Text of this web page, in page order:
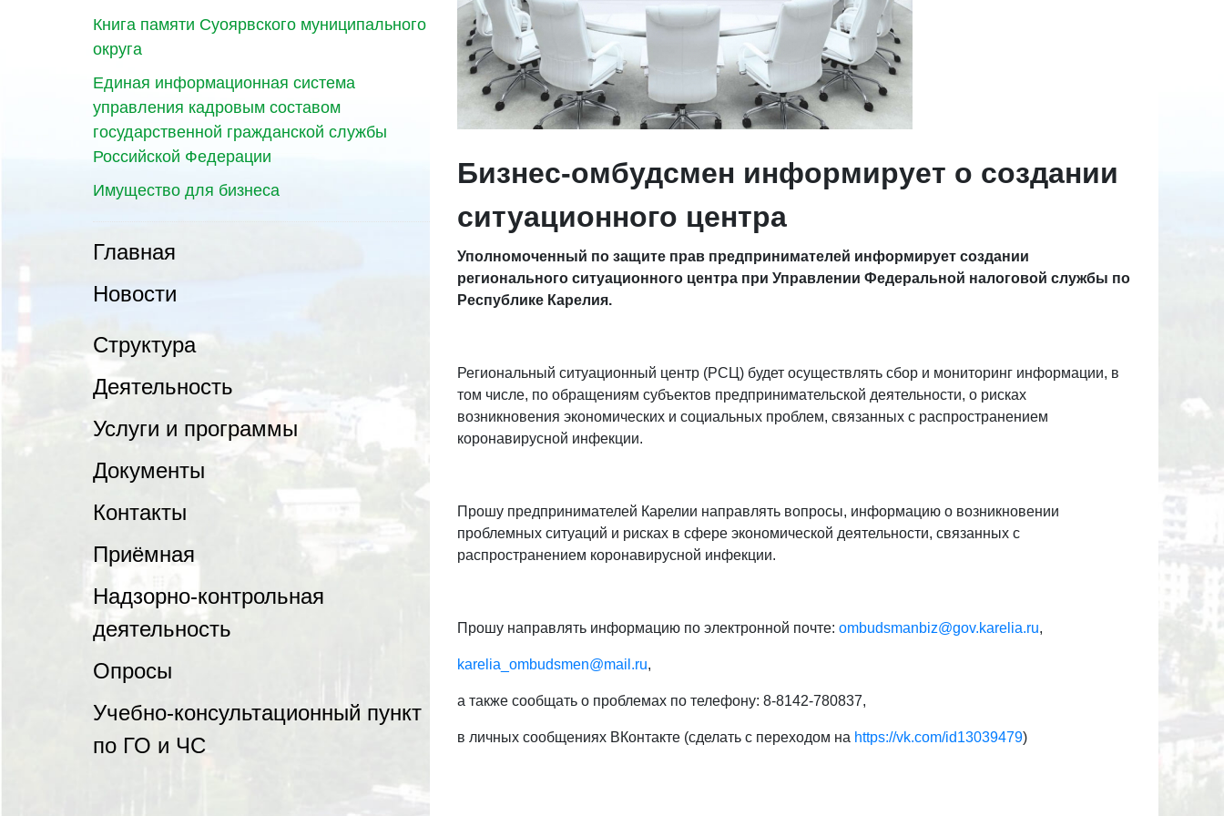
Книга памяти Суоярвского муниципального
округа
Единая информационная система
управления кадровым составом
государственной гражданской службы
Российской Федерации
Имущество для бизнеса
Главная
Новости
Структура
Деятельность
Услуги и программы
Документы
Контакты
Приёмная
Надзорно-контрольная
деятельность
Опросы
Учебно-консультационный пункт
по ГО и ЧС
Бизнес-омбудсмен информирует о создании
ситуационного центра
Уполномоченный по защите прав предпринимателей информирует создании
регионального ситуационного центра при Управлении Федеральной налоговой службы по
Республике Карелия.
Региональный ситуационный центр (РСЦ) будет осуществлять сбор и мониторинг информации, в
том числе, по обращениям субъектов предпринимательской деятельности, о рисках
возникновения экономических и социальных проблем, связанных с распространением
коронавирусной инфекции.
Прошу предпринимателей Карелии направлять вопросы, информацию о возникновении
проблемных ситуаций и рисках в сфере экономической деятельности, связанных с
распространением коронавирусной инфекции.
Прошу направлять информацию по электронной почте: ombudsmanbiz@gov.karelia.ru,
karelia_ombudsmen@mail.ru,
а также сообщать о проблемах по телефону: 8-8142-780837,
в личных сообщениях ВКонтакте (сделать с переходом на https://vk.com/id13039479)